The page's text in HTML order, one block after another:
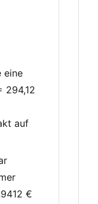
eine
294,12
auf
€